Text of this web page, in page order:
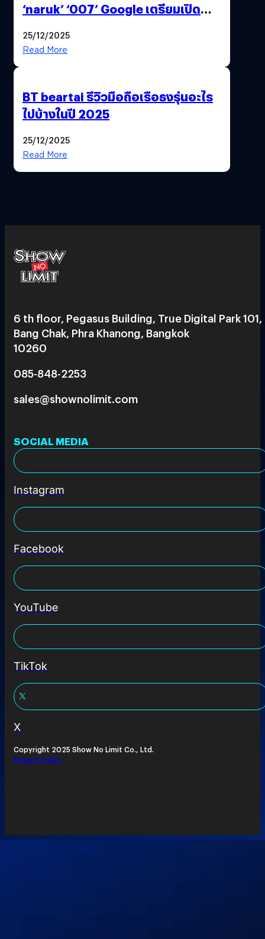
‘naruk’ ‘007’ Google เตรียมเปิด
25/12/2025
Read More
BT beartai รีวิวมือถือเรือธงรุ่นอะไร
ไปบ้างในปี 2025
25/12/2025
Read More
6 th floor, Pegasus Building, True Digital Park 101,
Bang Chak, Phra Khanong, Bangkok
10260
085-848-2253
sales@shownolimit.com
SOCIAL MEDIA
Instagram
Facebook
YouTube
TikTok
X
Copyright 2025 Show No Limit Co., Ltd.
Privacy Policy